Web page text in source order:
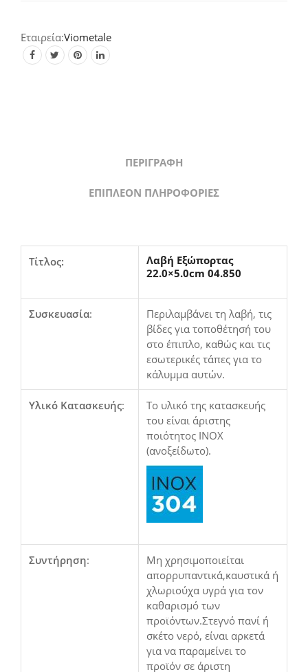
Viometale
ΠΕΡΙΓΡΑΦΉ
ΕΠΙΠΛΈΟΝ ΠΛΗΡΟΦΟΡΊΕΣ
Τίτλος:
Λαβή Εξώπορτας
22.0×5.0cm 04.850
Συσκευασία:
Περιλαμβάνει τη λαβή, τις
βίδες για τοποθέτησή του
στο έπιπλο, καθώς και τις
εσωτερικές τάπες για το
κάλυμμα αυτών.
Υλικό Κατασκευής:
Το υλικό της κατασκευής
του είναι άριστης
ποιότητος INOX
(ανοξείδωτο).
Συντήρηση:
Μη χρησιμοποιείται
απορρυπαντικά,καυστικά ή
χλωριούχα υγρά για τον
καθαρισμό των
προϊόντων.Στεγνό πανί ή
σκέτο νερό, είναι αρκετά
για να παραμείνει το
προϊόν σε άριστη